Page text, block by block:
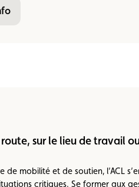
route, sur le lieu de travail
de mobilité et de soutien, l’ACL
critiques. Se former aux